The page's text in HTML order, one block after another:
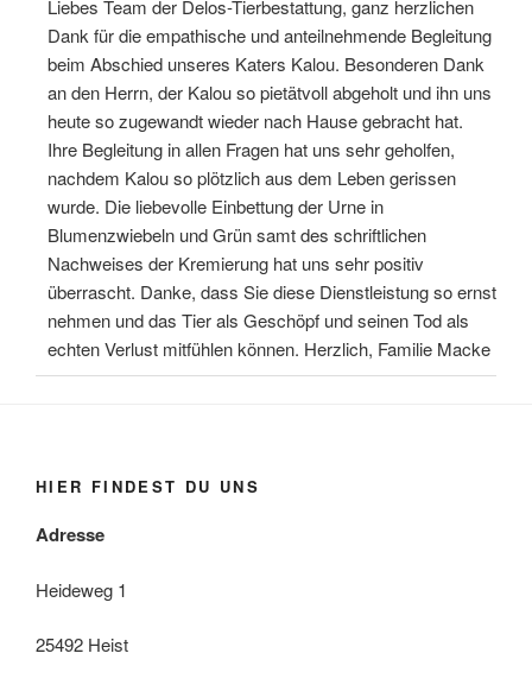
Liebes Team der Delos-Tierbestattung, ganz herzlichen
Dank für die empathische und anteilnehmende Begleitung
beim Abschied unseres Katers Kalou. Besonderen Dank
an den Herrn, der Kalou so pietätvoll abgeholt und ihn uns
heute so zugewandt wieder nach Hause gebracht hat.
Ihre Begleitung in allen Fragen hat uns sehr geholfen,
nachdem Kalou so plötzlich aus dem Leben gerissen
wurde. Die liebevolle Einbettung der Urne in
Blumenzwiebeln und Grün samt des schriftlichen
Nachweises der Kremierung hat uns sehr positiv
überrascht. Danke, dass Sie diese Dienstleistung so ernst
nehmen und das Tier als Geschöpf und seinen Tod als
echten Verlust mitfühlen können. Herzlich, Familie Macke
HIER FINDEST DU UNS
Adresse
Heideweg 1
25492 Heist